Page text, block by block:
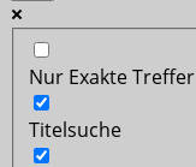
Nur Exakte Treffer
Titelsuche